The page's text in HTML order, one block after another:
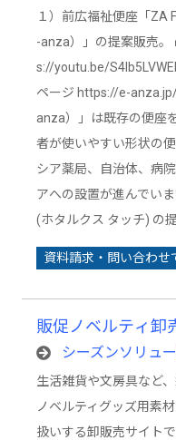
１）前広福祉便座「ZA
-anza）」の提案販売。
s://youtu.be/
ページ https://e-
anza）」は既存の便座
者が使いやすい形状の
シア薬局、自治体、病
アへの設置が進んでい
(ホタルクス タッチ) の提
資料請求・問い合わせ
販促ノベルティ卸
シーズンソリュ
生活雑貨や文房具など
ノベルティグッズ用素
扱いする卸販売サイト